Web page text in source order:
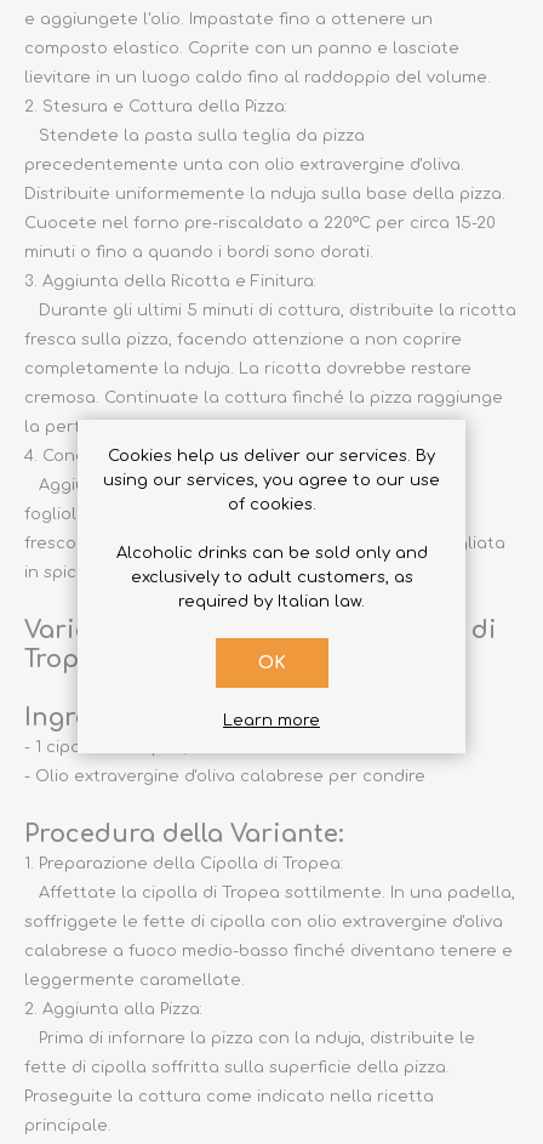
e aggiungete l'olio. Impastate fino a ottenere un
composto elastico. Coprite con un panno e lasciate
lievitare in un luogo caldo fino al raddoppio del volume.
2. Stesura e Cottura della Pizza:
Stendete la pasta sulla teglia da pizza
precedentemente unta con olio extravergine d'oliva.
Distribuite uniformemente la nduja sulla base della pizza.
Cuocete nel forno pre-riscaldato a 220°C per circa 15-20
minuti o fino a quando i bordi sono dorati.
3. Aggiunta della Ricotta e Finitura:
Durante gli ultimi 5 minuti di cottura, distribuite la ricotta
fresca sulla pizza, facendo attenzione a non coprire
completamente la nduja. La ricotta dovrebbe restare
cremosa. Continuate la cottura finché la pizza raggiunge
la perfezione, estraete dal forno.
4. Condimento Finale:
Aggiungete sale e pepe a piacere. Guarnite con
foglioline di basilico fresco per un tocco aromatico e
fresco. Servite la Pizza con Nduja e Ricotta calda, tagliata
in spicchi generosi.
Variante: Pizza con Nduja e Cipolla di
Tropea caramellata
Ingredienti aggiuntivi:
- 1 cipolla di Tropea, affettata sottilmente
- Olio extravergine d'oliva calabrese per condire
Procedura della Variante:
1. Preparazione della Cipolla di Tropea:
Affettate la cipolla di Tropea sottilmente. In una padella,
soffriggete le fette di cipolla con olio extravergine d'oliva
calabrese a fuoco medio-basso finché diventano tenere e
leggermente caramellate.
2. Aggiunta alla Pizza:
Prima di infornare la pizza con la nduja, distribuite le
fette di cipolla soffritta sulla superficie della pizza.
Proseguite la cottura come indicato nella ricetta
principale.
Cookies help us deliver our services. By
using our services, you agree to our use
of cookies.
Alcoholic drinks can be sold only and
exclusively to adult customers, as
required by Italian law.
OK
Learn more